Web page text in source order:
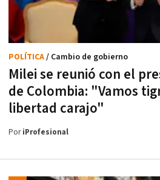
Milei se reunió con el
de Colombia: "Vamos
libertad carajo"
POLÍTICA/ Cambio de gobierno
PoriProfesional